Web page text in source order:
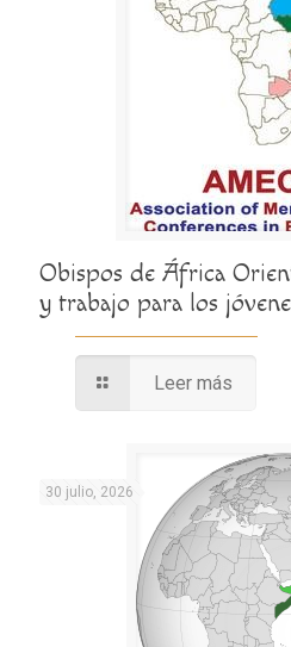
Obispos de África
y trabajo para los
Leer más
30 julio, 2026